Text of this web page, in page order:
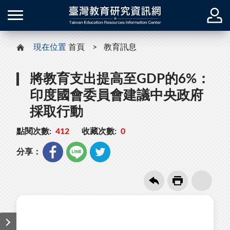
現在位置 首頁 教育訊息
將教育支出提高至GDP的6%：
印度國會委員會建議中央政府
採取行動
點閱次數: 412 收藏次數: 0
分享：